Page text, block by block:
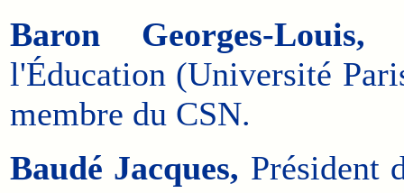
Baron Georges-Louis,
l'Éducation (Université
membre du CSN.
Baudé Jacques, Président